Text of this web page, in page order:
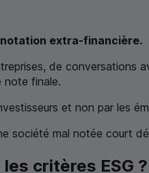
extra-financière.
de conversations
note finale.
et non par les
société mal notée court
les critères ESG ?